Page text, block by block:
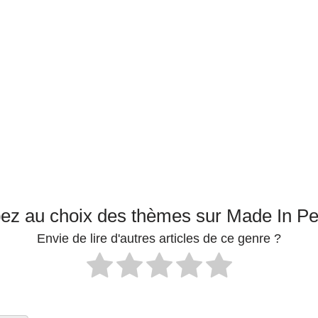
au choix des thèmes sur Made In
Envie de lire d'autres articles de ce genre ?